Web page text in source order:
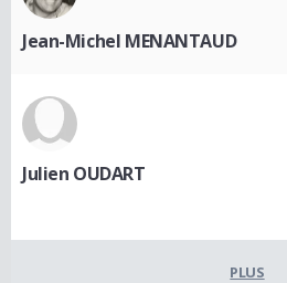
Jean-Michel MENANTAUD
Julien OUDART
PLUS